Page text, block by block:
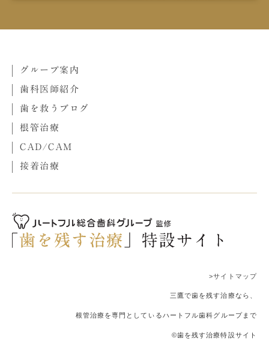
グループ案内
歯科医師紹介
歯を救うブログ
根管治療
CAD/CAM
接着治療
>サイトマップ
三鷹で歯を残す治療なら、
根管治療を専門としているハートフル歯科グループまで
©歯を残す治療特設サイト